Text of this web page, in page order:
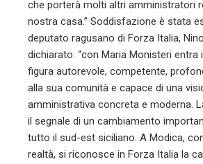
che porterà molti altri amministratori
nostra casa.” Soddisfazione è stata
deputato ragusano di Forza Italia,
dichiarato: “con Maria Monisteri entra
figura autorevole, competente,
alla sua comunità e capace di una
amministrativa concreta e moderna.
il segnale di un cambiamento
tutto il sud-est siciliano. A Modica,
realtà, si riconosce in Forza Italia la